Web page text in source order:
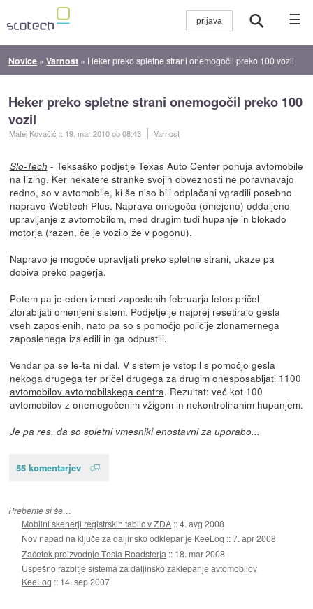
☰
Novice »Varnost » Heker preko spletne strani onemogočil preko 100 vozil
Heker preko spletne strani onemogočil preko 100
vozil
Matej Kovačič :: 19. mar 2010ob 08:43 Varnost
Slo-Tech - Teksaško podjetje Texas Auto Center ponuja avtomobile
na lizing. Ker nekatere stranke svojih obveznosti ne poravnavajo
redno, so v avtomobile, ki še niso bili odplačani vgradili posebno
napravo Webtech Plus. Naprava omogoča (omejeno) oddaljeno
upravljanje z avtomobilom, med drugim tudi hupanje in blokado
motorja (razen, če je vozilo že v pogonu).
Napravo je mogoče upravljati preko spletne strani, ukaze pa
dobiva preko pagerja.
Potem pa je eden izmed zaposlenih februarja letos pričel
zlorabljati omenjeni sistem. Podjetje je najprej resetiralo gesla
vseh zaposlenih, nato pa so s pomočjo policije zlonamernega
zaposlenega izsledili in ga odpustili.
Vendar pa se le-ta ni dal. V sistem je vstopil s pomočjo gesla
nekoga drugega ter pričel drugega za drugim onesposabljati 1100
avtomobilov avtomobilskega centra. Rezultat: več kot 100
avtomobilov z onemogočenim vžigom in nekontroliranim hupanjem.
Je pa res, da so spletni vmesniki enostavni za uporabo...
55 komentarjev
Preberite si še…
Mobilni skenerji registrskih tablic v ZDA ::4. avg 2008
Nov napad na ključe za daljinsko odklepanje KeeLoq ::7. apr 2008
Začetek proizvodnje Tesla Roadsterja :: 18. mar 2008
Uspešno razbitje sistema za daljinsko zaklepanje avtomobilov
KeeLoq :: 14. sep 2007